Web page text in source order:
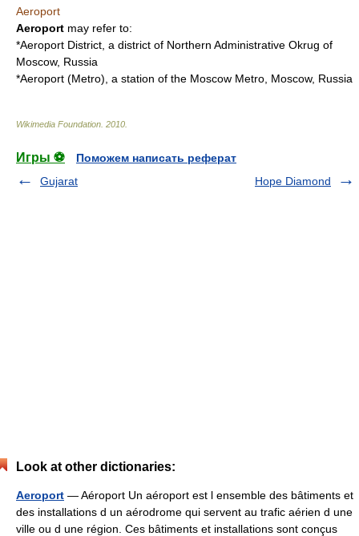
Aeroport
Aeroport may refer to:
*Aeroport District , a district of Northern Administrative Okrug of
Moscow, Russia
*Aeroport (Metro) , a station of the Moscow Metro, Moscow, Russia
Wikimedia Foundation 2010
Игры ⚽
Поможем написать реферат
Gujarat
Hope Diamond
Look at other dictionaries:
Aeroport — Aéroport Un aéroport est l ensemble des bâtiments et
des installations d un aérodrome qui servent au trafic aérien d une
ville ou d une région. Ces bâtiments et installations sont conçus